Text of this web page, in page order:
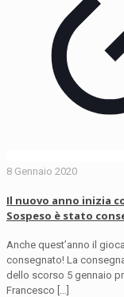
8 Gennaio 2020
Il nuovo anno inizia
Sospeso è stato
Anche quest’anno il
consegnato! La
dello scorso 5 gennaio
Francesco